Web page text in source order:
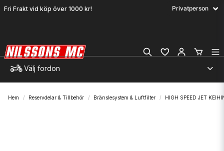
Fri Frakt vid köp över 1000 kr!
Välj fordon
Hem Reservdelar & Tillbehör Bränslesystem & Luftfilter HIGH SPEED JET